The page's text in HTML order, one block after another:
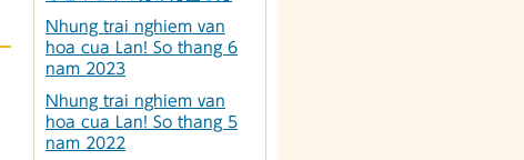
Nhung trai nghiem van
hoa cua Lan! So thang 6
nam 2023
Nhung trai nghiem van
hoa cua Lan! So thang 5
nam 2022